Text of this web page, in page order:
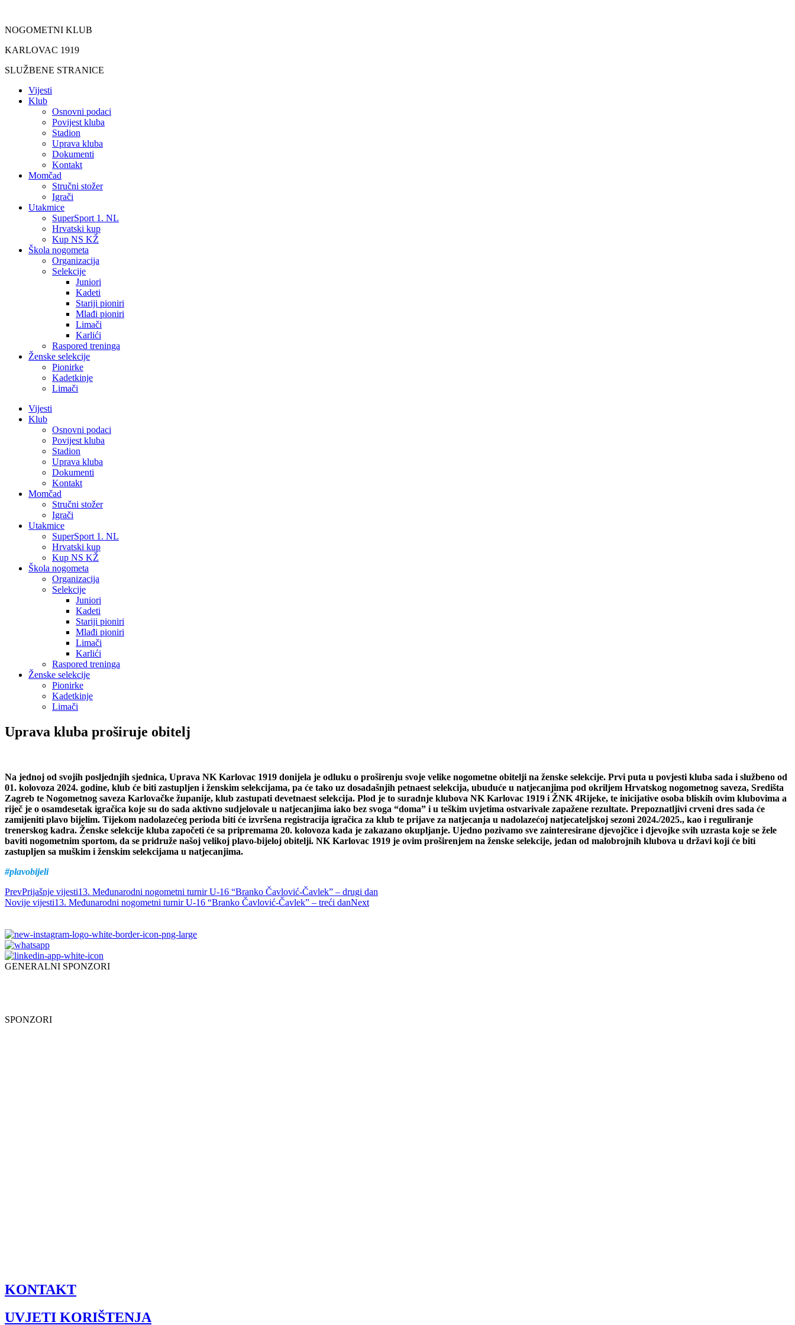
sadržaj
NOGOMETNI KLUB
KARLOVAC 1919
SLUŽBENE STRANICE
Vijesti
Klub
Osnovni podaci
Povijest kluba
Stadion
Uprava kluba
Dokumenti
Kontakt
Momčad
Stručni stožer
Igrači
Utakmice
SuperSport 1. NL
Hrvatski kup
Kup NS KŽ
Škola nogometa
Organizacija
Selekcije
Juniori
Kadeti
Stariji pioniri
Mlađi pioniri
Limači
Karlići
Raspored treninga
Ženske selekcije
Pionirke
Kadetkinje
Limači
Vijesti
Klub
Osnovni podaci
Povijest kluba
Stadion
Uprava kluba
Dokumenti
Kontakt
Momčad
Stručni stožer
Igrači
Utakmice
SuperSport 1. NL
Hrvatski kup
Kup NS KŽ
Škola nogometa
Organizacija
Selekcije
Juniori
Kadeti
Stariji pioniri
Mlađi pioniri
Limači
Karlići
Raspored treninga
Ženske selekcije
Pionirke
Kadetkinje
Limači
Uprava kluba proširuje obitelj
Na jednoj od svojih posljednjih sjednica, Uprava NK Karlovac 1919 donijela je odluku o proširenju svoje velike nogometne obitelji na ženske selekcije. Prvi puta u povjesti kluba sada i službeno od
01. kolovoza 2024. godine, klub će biti zastupljen i ženskim selekcijama, pa će tako uz dosadašnjih petnaest selekcija, ubuduće u natjecanjima pod okriljem Hrvatskog nogometnog saveza, Središta
Zagreb te Nogometnog saveza Karlovačke županije, klub zastupati devetnaest selekcija. Plod je to suradnje klubova NK Karlovac 1919 i ŽNK 4Rijeke, te inicijative osoba bliskih ovim klubovima a
riječ je o osamdesetak igračica koje su do sada aktivno sudjelovale u natjecanjima iako bez svoga “doma” i u teškim uvjetima ostvarivale zapažene rezultate. Prepoznatljivi crveni dres sada će
zamijeniti plavo bijelim. Tijekom nadolazećeg perioda biti će izvršena registracija igračica za klub te prijave za natjecanja u nadolazećoj natjecateljskoj sezoni 2024./2025., kao i reguliranje
trenerskog kadra. Ženske selekcije kluba započeti će sa pripremama 20. kolovoza kada je zakazano okupljanje. Ujedno pozivamo sve zainteresirane djevojčice i djevojke svih uzrasta koje se žele
baviti nogometnim sportom, da se pridruže našoj velikoj plavo-bijeloj obitelji. NK Karlovac 1919 je ovim proširenjem na ženske selekcije, jedan od malobrojnih klubova u državi koji će biti
zastupljen sa muškim i ženskim selekcijama u natjecanjima.
#plavobijeli
PrevPrijašnje vijesti13. Međunarodni nogometni turnir U-16 “Branko Čavlović-Čavlek” – drugi dan
Novije vijesti13. Međunarodni nogometni turnir U-16 “Branko Čavlović-Čavlek” – treći danNext
GENERALNI SPONZORI
SPONZORI
KONTAKT
UVJETI KORIŠTENJA